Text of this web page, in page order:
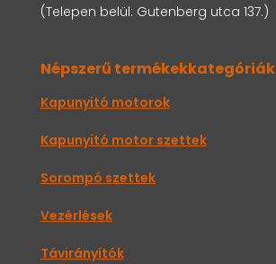
(Telepen belül: Gutenberg utca 137.)
Népszerű termékekkategóriák
Kapunyitó motorok
Kapunyitó motor szettek
Sorompó szettek
Vezérlések
Távirányítók